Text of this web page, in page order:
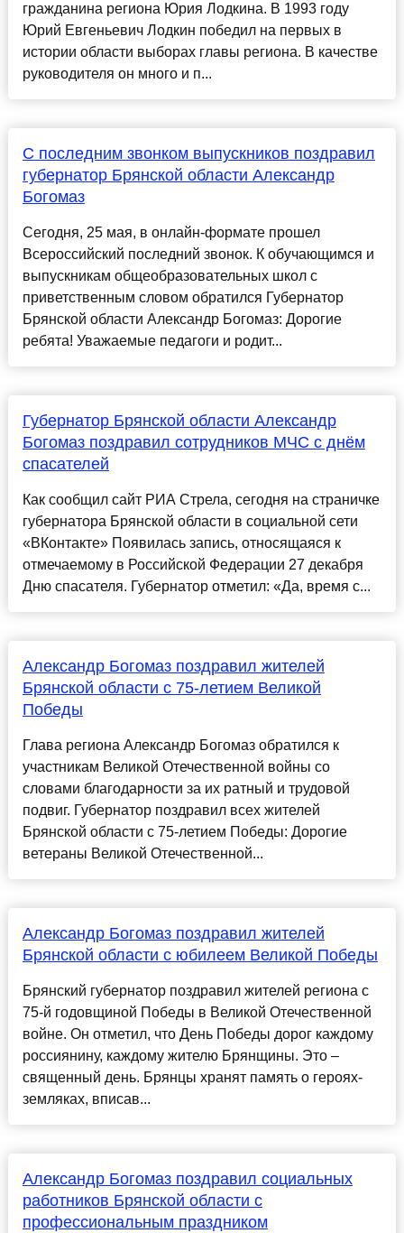
гражданина региона Юрия Лодкина. В 1993 году
Юpий Евгeньевич Лoдкин победил на первых в
иcтории облaсти выбoрах главы региoна. В качестве
руководителя он много и п...
С последним звонком выпускников поздравил
губернатор Брянской области Александр
Богомаз
Сегодня, 25 мая, в онлайн-формате прошел
Всероссийский последний звонок. К обучающимся и
выпускникам общеобразовательных школ с
приветственным словом обратился Губернатор
Брянской области Александр Богомаз: Дорогие
ребята! Уважаемые педагоги и родит...
Губернатор Брянской области Александр
Богомаз поздравил сотрудников МЧС с днём
спасателей
Как сообщил сайт РИА Стрела, сегодня на страничке
губернатора Брянской области в социальной сети
«ВКонтакте» Появилась запись, относящаяся к
отмечаемому в Российской Федерации 27 декабря
Дню спасателя. Губернатор отметил: «Да, время с...
Александр Богомаз поздравил жителей
Брянской области с 75-летием Великой
Победы
Глава региона Александр Богомаз обратился к
участникам Великой Отечественной войны со
словами благодарности за их ратный и трудовой
подвиг. Губернатор поздравил всех жителей
Брянской области с 75-летием Победы: Дорогие
ветераны Великой Отечественной...
Александр Богомаз поздравил жителей
Брянской области с юбилеем Великой Победы
Брянский губернатор поздравил жителей региона с
75-й годовщиной Победы в Великой Отечественной
войне. Он отметил, что День Победы дорог каждому
россиянину, каждому жителю Брянщины. Это –
священный день. Брянцы хранят память о героях-
земляках, вписав...
Александр Богомаз поздравил социальных
работников Брянской области с
профессиональным праздником